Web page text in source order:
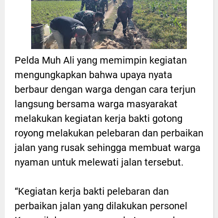
Pelda Muh Ali yang memimpin kegiatan
mengungkapkan bahwa upaya nyata
berbaur dengan warga dengan cara terjun
langsung bersama warga masyarakat
melakukan kegiatan kerja bakti gotong
royong melakukan pelebaran dan perbaikan
jalan yang rusak sehingga membuat warga
nyaman untuk melewati jalan tersebut.
“Kegiatan kerja bakti pelebaran dan
perbaikan jalan yang dilakukan personel